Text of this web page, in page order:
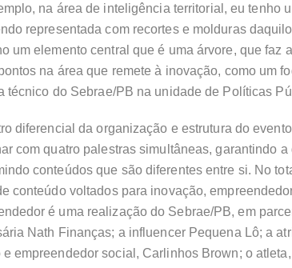
na área de inteligência territorial, eu tenho
representada com recortes e molduras
um elemento central que é uma árvore, que faz
na área que remete à inovação, como um
técnico do Sebrae/PB na unidade de Políticas
diferencial da organização e estrutura do
com quatro palestras simultâneas, garantindo
conteúdos que são diferentes entre si. No
conteúdo voltados para inovação,
é uma realização do Sebrae/PB, em
Nath Finanças; a influencer Pequena Lô; a
e empreendedor social, Carlinhos Brown; o